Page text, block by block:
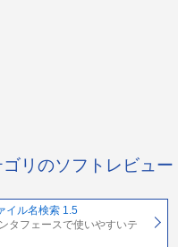
リのソフトレビュー
イル名検索 1.5
タフェースで使いやすいテ